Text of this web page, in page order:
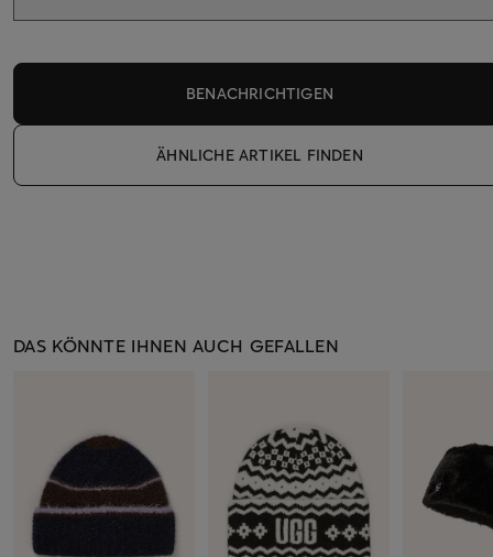
BENACHRICHTIGEN
ÄHNLICHE ARTIKEL FINDEN
DAS KÖNNTE IHNEN AUCH GEFALLEN